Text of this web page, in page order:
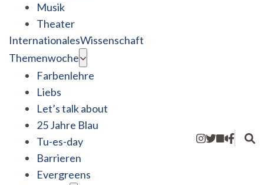
Musik
Theater
InternationalesWissenschaft
Themenwoche
Farbenlehre
Liebs
Let’s talk about
25 Jahre Blau
Tu-es-day
Barrieren
Evergreens